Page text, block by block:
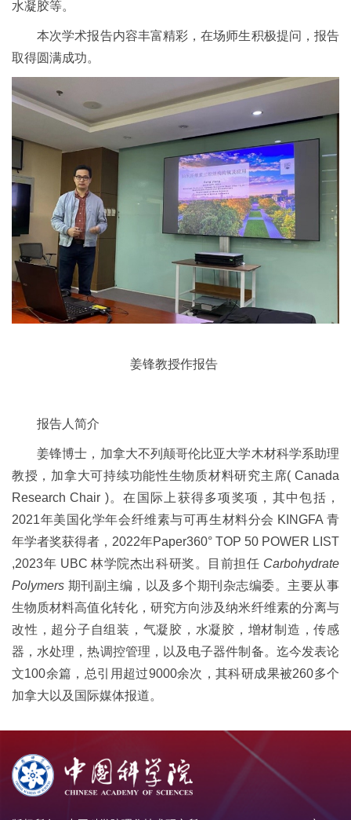
水凝胶等。
本次学术报告内容丰富精彩，在场师生积极提问，报告
取得圆满成功。
姜锋教授作报告
报告人简介
姜锋博士，加拿大不列颠哥伦比亚大学木材科学系助理
教授，加拿大可持续功能性生物质材料研究主席( Canada
Research Chair )。在国际上获得多项奖项，其中包括，
2021年美国化学年会纤维素与可再生材料分会 KINGFA青
年学者奖获得者， 2022年Paper360° TOP 50 POWER LIST
,2023年 UBC林学院杰出科研奖。目前担任 Carbohydrate
Polymers 期刊副主编，以及多个期刊杂志编委。主要从事
生物质材料高值化转化，研究方向涉及纳米纤维素的分离与
改性，超分子自组装，气凝胶，水凝胶，增材制造，传感
器，水处理，热调控管理，以及电子器件制备。迄今发表论
文100余篇，总引用超过9000余次，其科研成果被260多个
加拿大以及国际媒体报道。